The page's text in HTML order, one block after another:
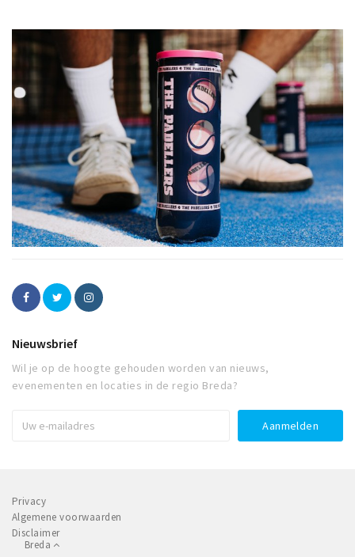
Nieuwsbrief
Wil je op de hoogte gehouden worden van nieuws,
evenementen en locaties in de regio Breda?
Privacy
Algemene voorwaarden
Disclaimer
Breda